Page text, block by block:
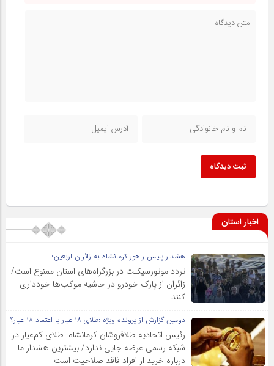
ثبت دیدگاه
اخبار استان
هشدار پلیس راهور کرمانشاه به زائران اربعین؛
تردد موتورسیکلت در بزرگراه‌های استان ممنوع است/
زائران از پارک خودرو در حاشیه موکب‌ها خودداری
کنند
دومین گزارش از پرونده ویژه :طلای ۱۸ عیار یا اعتماد ۱۸ عیار؟
رئیس اتحادیه طلافروشان کرمانشاه: طلای کم‌عیار در
شبکه رسمی عرضه جایی ندارد/ بیشترین هشدار ما
درباره خرید از افراد فاقد صلاحیت است